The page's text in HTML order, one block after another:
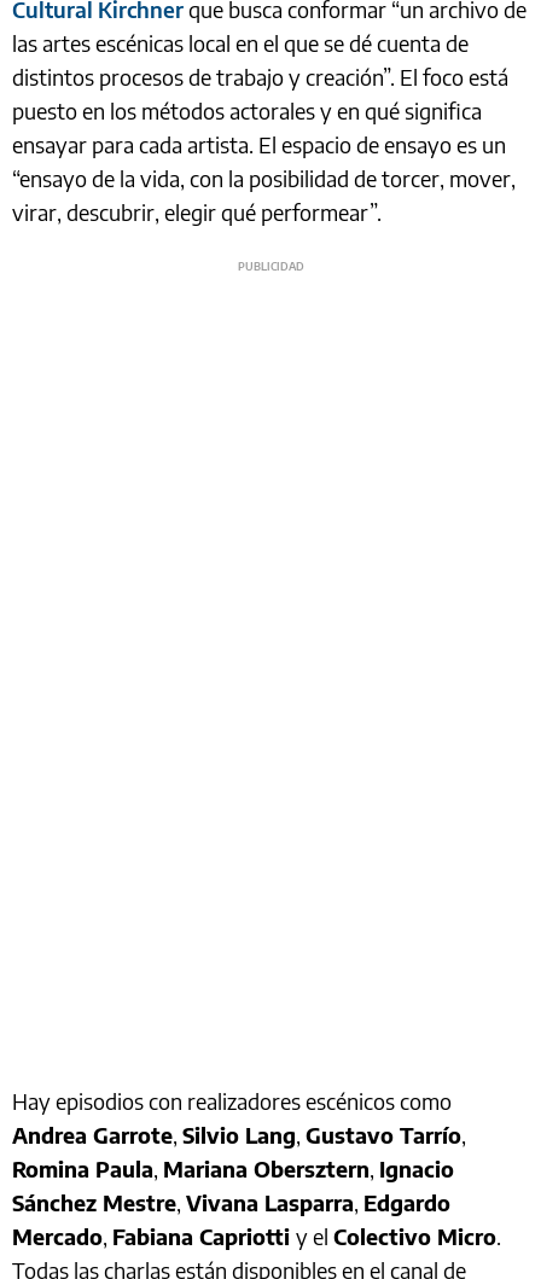
Cultural Kirchnerque busca conformar “un archivo de
las artes escénicas local en el que se dé cuenta de
distintos procesos de trabajo y creación”. El foco está
puesto en los métodos actorales y en qué significa
ensayar para cada artista. El espacio de ensayo es un
“ensayo de la vida, con la posibilidad de torcer, mover,
virar, descubrir, elegir qué performear”.
Hay episodios con realizadores escénicos como
Andrea Garrote, Silvio Lang, Gustavo Tarrío,
Romina Paula, Mariana Obersztern, Ignacio
Sánchez Mestre, Vivana Lasparra, Edgardo
Mercado, Fabiana Capriotti y el Colectivo Micro.
Todas las charlas están disponibles en el canal de